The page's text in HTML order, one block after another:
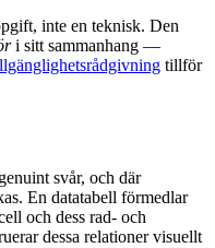
inte en teknisk. Den
i sitt sammanhang —
tillför
svår, och där
En datatabell förmedlar
och dess rad- och
dessa relationer visuellt